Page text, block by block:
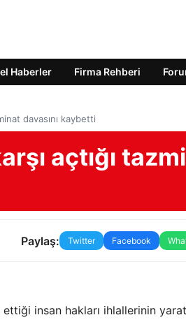
Haberler Firma Rehberi
davasını kaybetti
açtığı
Paylaş: Twitter Facebook
insan hakları ihlallerinin